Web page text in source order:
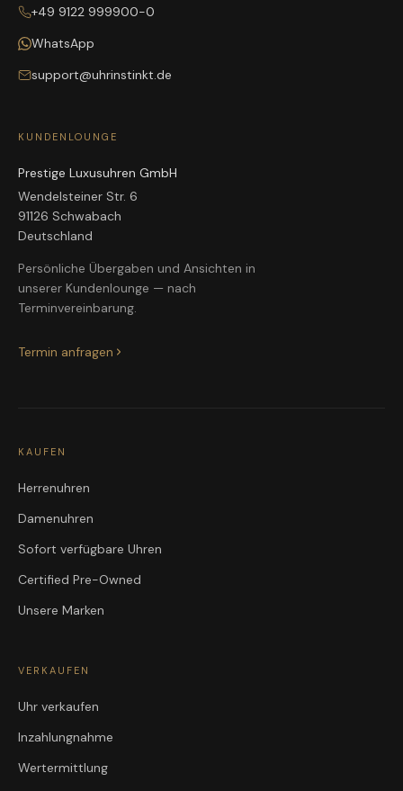
+49 9122 999900-0
WhatsApp
support@uhrinstinkt.de
KUNDENLOUNGE
Prestige Luxusuhren GmbH
Wendelsteiner Str. 6
91126 Schwabach
Deutschland
Persönliche Übergaben und Ansichten in
unserer Kundenlounge — nach
Terminvereinbarung.
Termin anfragen
KAUFEN
Herrenuhren
Damenuhren
Sofort verfügbare Uhren
Certified Pre-Owned
Unsere Marken
VERKAUFEN
Uhr verkaufen
Inzahlungnahme
Wertermittlung